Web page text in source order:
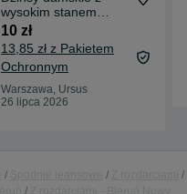
wysokim stanem
marki Monday
rozmiar M/L
10 zł
13,85 zł z Pakietem
Ochronnym
Warszawa, Ursus
26 lipca 2026